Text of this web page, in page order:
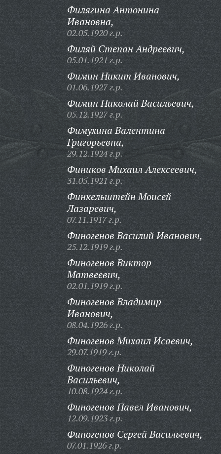
Филягина Антонина
Ивановна,
02.05.1920 г.р.
Филяй Степан Андреевич,
05.01.1921 г.р.
Фимин Никит Иванович,
01.06.1927 г.р.
Фимин Николай Васильевич,
05.12.1927 г.р.
Фимухина Валентина
Григорьевна,
29.12.1924 г.р.
Фиников Михаил Алексеевич,
31.05.1921 г.р.
Финкельштейн Моисей
Лазаревич,
07.11.1917 г.р.
Финогенов Василий Иванович,
25.12.1919 г.р.
Финогенов Виктор
Матвеевич,
02.01.1919 г.р.
Финогенов Владимир
Иванович,
08.04.1926 г.р.
Финогенов Михаил Исаевич,
29.07.1919 г.р.
Финогенов Николай
Васильевич,
10.08.1924 г.р.
Финогенов Павел Иванович,
12.09.1923 г.р.
Финогенов Сергей Васильевич,
07.01.1926 г.р.